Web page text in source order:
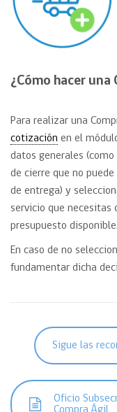
¿Cómo hacer una
Para realizar una
cotización en el
datos generales
de cierre que no
de entrega) y
servicio que necesitas
presupuesto disponible.
En caso de no
fundamentar dicha
Sigue las
Oficio
Compra Ágil